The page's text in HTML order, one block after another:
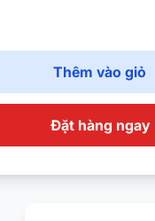
Thêm vào giỏ
Đặt hàng ngay